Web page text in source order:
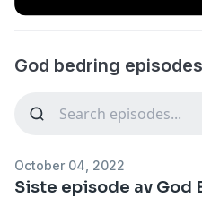
God bedring
October 04, 2022
Siste episode av God